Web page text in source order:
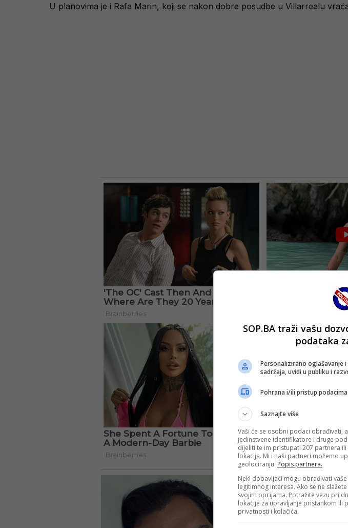
U planovima je i Rafa Marin, koji se nakon dobre posudbe u Villarrealu
SOP.BA traži vašu
podataka
Personalizirano oglašavanje
sadržaja, uvidi u publiku i
Pohrana i/ili pristup
Saznajte više
Vaši će se osobni podaci obrađivati,
jedinstvene identifikatore i druge
dijeliti te im pristupati 207 partnera
lokacija. Mi i naši partneri možemo
geolociranju. Popis partnera.
Neki dobavljači mogu obrađivati
legitimnog interesa. Ako se ne
svojim opcijama. Potražite vezu pri
lokacije za upravljanje pristankom ili
privatnosti i kolačića.